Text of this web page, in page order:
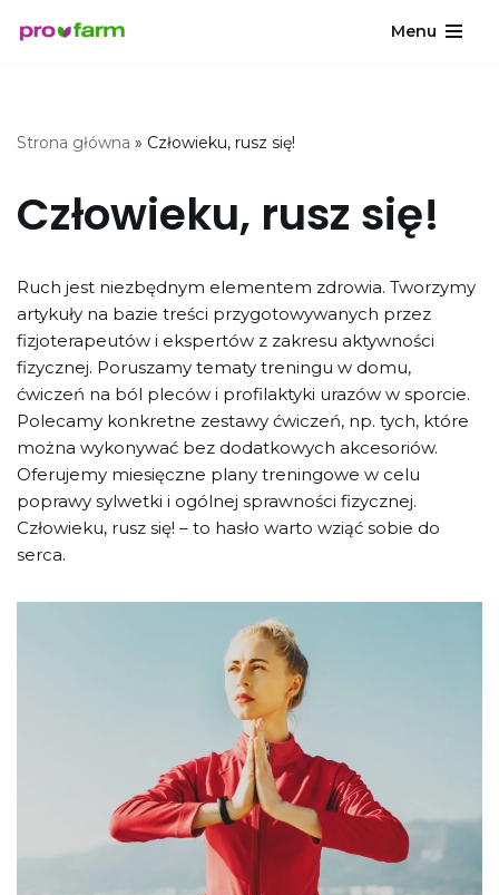
Menu
Strona główna » Człowieku, rusz się!
Człowieku, rusz się!
Ruch jest niezbędnym elementem zdrowia. Tworzymy
artykuły na bazie treści przygotowywanych przez
fizjoterapeutów i ekspertów z zakresu aktywności
fizycznej. Poruszamy tematy treningu w domu,
ćwiczeń na ból pleców i profilaktyki urazów w sporcie.
Polecamy konkretne zestawy ćwiczeń, np. tych, które
można wykonywać bez dodatkowych akcesoriów.
Oferujemy miesięczne plany treningowe w celu
poprawy sylwetki i ogólnej sprawności fizycznej.
Człowieku, rusz się! – to hasło warto wziąć sobie do
serca.